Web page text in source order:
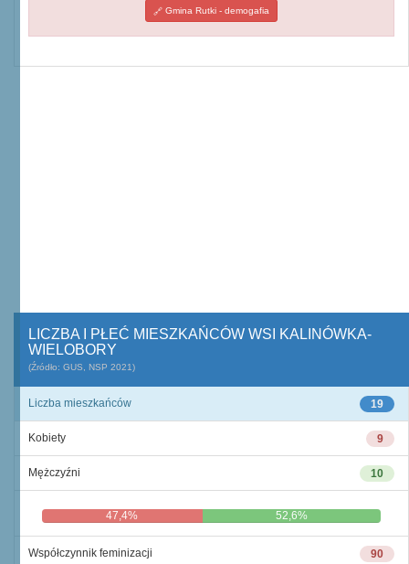
Gmina Rutki - demogafia
LICZBA I PŁEĆ MIESZKAŃCÓW WSI KALINÓWKA-
WIELOBORY
(Źródło: GUS, NSP 2021)
19
Liczba mieszkańców
9
Kobiety
10
Mężczyźni
47,4% 52,6%
90
Współczynnik feminizacji